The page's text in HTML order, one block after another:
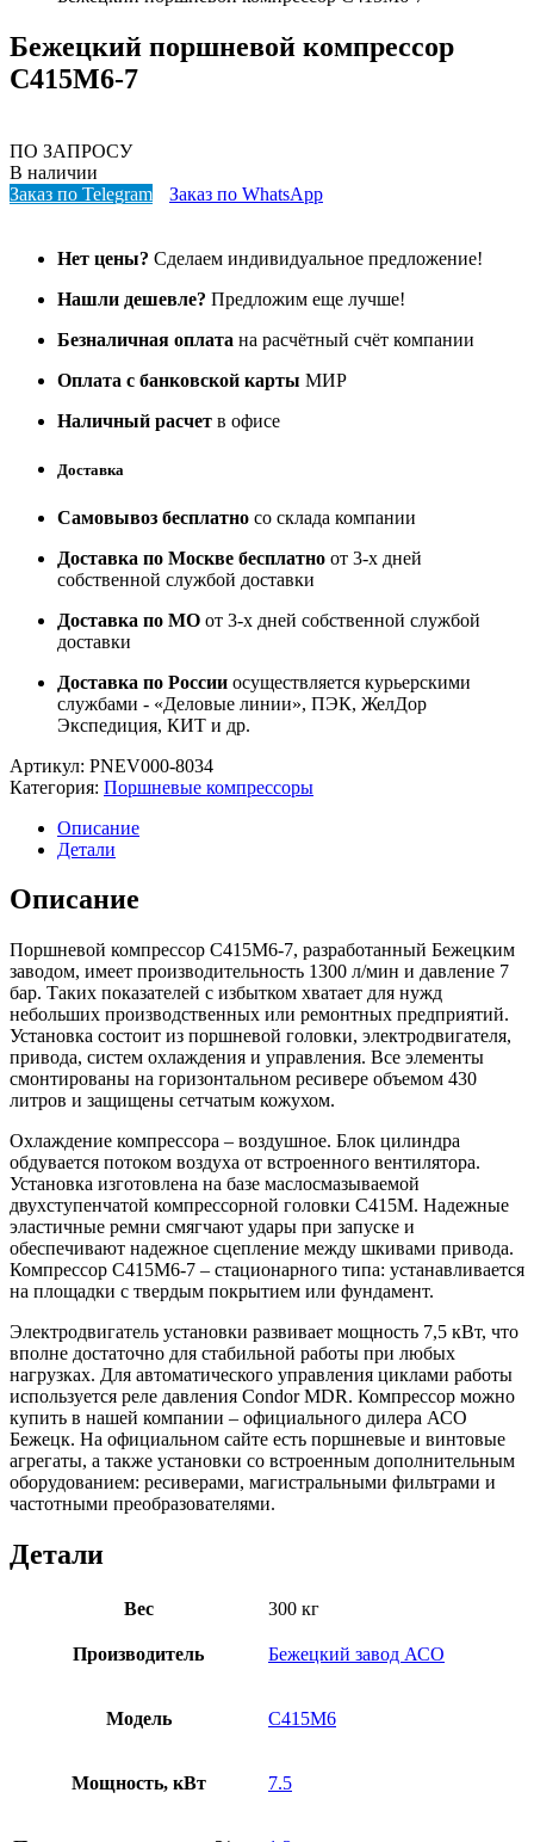
Бежецкий поршневой компрессор
С415М6-7
ПО ЗАПРОСУ
В наличии
Заказ по Telegram
Заказ по WhatsApp
Нет цены? Сделаем индивидуальное предложение!
Нашли дешевле? Предложим еще лучше!
Безналичная оплата на расчётный счёт компании
Оплата с банковской карты МИР
Наличный расчет в офисе
Доставка
Самовывоз бесплатно со склада компании
Доставка по Москве бесплатно от 3-х дней
собственной службой доставки
Доставка по МО от 3-х дней собственной службой
доставки
Доставка по России осуществляется курьерскими
службами - «Деловые линии», ПЭК, ЖелДор
Экспедиция, КИТ и др.
Артикул: PNEV000-8034
Категория: Поршневые компрессоры
Описание
Детали
Описание
Поршневой компрессор С415М6-7, разработанный Бежецким
заводом, имеет производительность 1300 л/мин и давление 7
бар. Таких показателей с избытком хватает для нужд
небольших производственных или ремонтных предприятий.
Установка состоит из поршневой головки, электродвигателя,
привода, систем охлаждения и управления. Все элементы
смонтированы на горизонтальном ресивере объемом 430
литров и защищены сетчатым кожухом.
Охлаждение компрессора – воздушное. Блок цилиндра
обдувается потоком воздуха от встроенного вентилятора.
Установка изготовлена на базе маслосмазываемой
двухступенчатой компрессорной головки С415М. Надежные
эластичные ремни смягчают удары при запуске и
обеспечивают надежное сцепление между шкивами привода.
Компрессор С415М6-7 – стационарного типа: устанавливается
на площадки с твердым покрытием или фундамент.
Электродвигатель установки развивает мощность 7,5 кВт, что
вполне достаточно для стабильной работы при любых
нагрузках. Для автоматического управления циклами работы
используется реле давления Condor MDR. Компрессор можно
купить в нашей компании – официального дилера АСО
Бежецк. На официальном сайте есть поршневые и винтовые
агрегаты, а также установки со встроенным дополнительным
оборудованием: ресиверами, магистральными фильтрами и
частотными преобразователями.
Детали
Вес 300 кг
Производитель Бежецкий завод АСО
Модель С415М6
Мощность, кВт 7.5